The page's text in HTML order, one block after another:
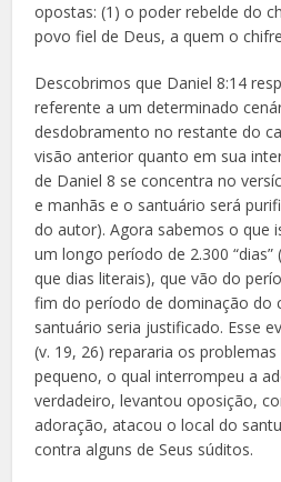
opostas: (1) o poder rebelde do
povo fiel de Deus, a quem o
Descobrimos que Daniel 8:14
referente a um determinado
desdobramento no restante do
visão anterior quanto em sua
de Daniel 8 se concentra no
e manhãs e o santuário será
do autor). Agora sabemos o que
um longo período de 2.300
que dias literais), que vão do
fim do período de dominação do
santuário seria justificado. Esse
(v. 19, 26) repararia os
pequeno, o qual interrompeu a
verdadeiro, levantou oposição,
adoração, atacou o local do
contra alguns de Seus súditos.